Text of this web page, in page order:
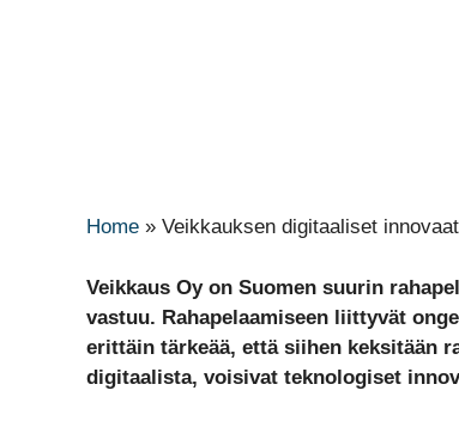
Home » Veikkauksen digitaaliset
Veikkaus Oy on Suomen suurin
vastuu. Rahapelaamiseen liittyvät
erittäin tärkeää, että siihen keksitään
digitaalista, voisivat teknologiset